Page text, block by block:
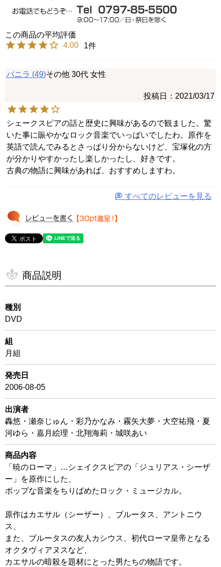
4.00 1
バニラ 49 その他 30代 女性
投稿日 2021/03/17
シェークスピアの話と歴史に興味があるので観ました。驚
いた事に賑やかなロック音楽でいっぱいでしたわ。原作を
英語で読んでみるとさっぱり分からないけど、宝塚化の方
が分かりやすかったし楽しかったし、好きです。
古典の物語に興味があれば、おすすめしますわ。
すべてのレビューを見る
商品説明
種別
DVD
組
月組
発売日
2006-08-05
出演者
轟悠・瀬奈じゅん・彩乃かなみ・霧矢大夢・大空祐飛・夏
河ゆら・嘉月絵理・北翔海莉・城咲あい
商品内容
「暁のローマ」…シェイクスピアの「ジュリアス・シーザ
ー」を原作にした、
ポップな音楽をちりばめたロック・ミュージカル。
原作はカエサル（シーザー）、ブルータス、アントニウ
ス、
また、ブルータスの友人カシウス、初代ローマ皇帝となる
オクタヴィアヌスなど、
カエサルの暗殺を題材にとった男たちの物語です。